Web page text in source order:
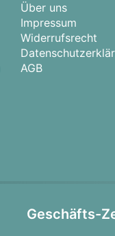
Über uns
Impressum
Widerrufsrecht
AGB
Geschäfts-